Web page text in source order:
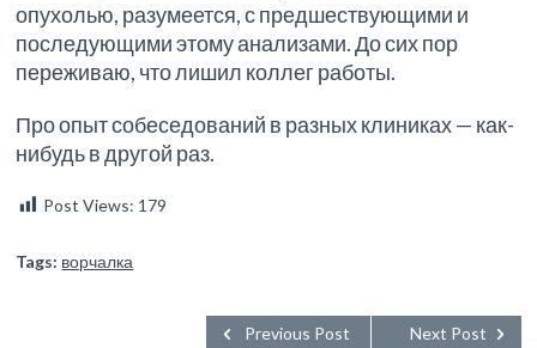
опухолью, разумеется, с предшествующими и
последующими этому анализами. До сих пор
переживаю, что лишил коллег работы.
Про опыт собеседований в разных клиниках — как-
нибудь в другой раз.
Post Views: 179
Tags: ворчалка
Next Post
Previous Post